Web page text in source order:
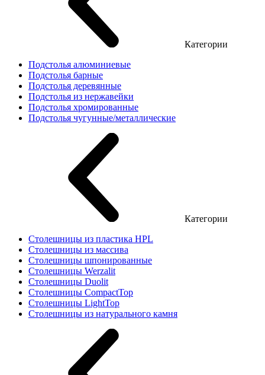
Категории
Подстолья алюминиевые
Подстолья барные
Подстолья деревянные
Подстолья из нержавейки
Подстолья хромированные
Подстолья чугунные/металлические
Категории
Столешницы из пластика HPL
Столешницы из массива
Столешницы шпонированные
Столешницы Werzalit
Столешницы Duolit
Столешницы CompactTop
Столешницы LightTop
Столешницы из натурального камня